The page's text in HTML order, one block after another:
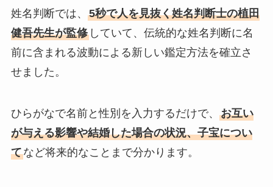
姓名判断では、 5秒で人を見抜く姓名判断士の植田
健吾先生が監修していて、伝統的な姓名判断に名
前に含まれる波動による新しい鑑定方法を確立さ
せました。
ひらがなで名前と性別を入力するだけで、 お互い
が与える影響や結婚した場合の状況、子宝につい
てなど将来的なことまで分かります。